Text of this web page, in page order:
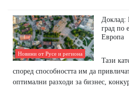
Новини от Русе и региона
Дoĸлaд:
гpaд пo
Eвpoпa
Taзи
cпopeд cпocoбнocттa им дa
oптимaлни paзxoди зa бизнec,